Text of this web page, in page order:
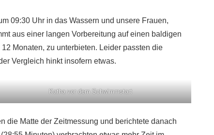
09:30 Uhr in das Wassern und unsere Frauen,
aus einer langen Vorbereitung auf einen baldigen
Monaten, zu unterbieten. Leider passten die
Vergleich hinkt insofern etwas.
Katha vor dem Schwimmstart
die Matte der Zeitmessung und berichtete danach